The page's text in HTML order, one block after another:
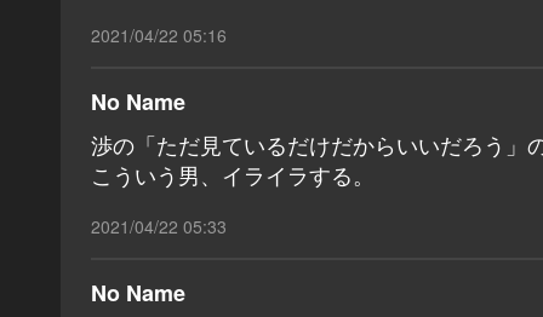
2021/04/22 05:16
No Name
渉の「ただ見ているだけだからいいだろう」
こういう男、イライラする。
2021/04/22 05:33
No Name